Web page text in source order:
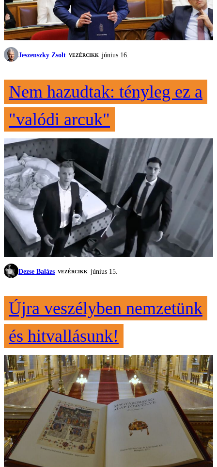
Jeszenszky Zsolt VEZÉRCIKK június 16.
Nem hazudtak: tényleg ez a
"valódi arcuk"
Dezse Balázs VEZÉRCIKK június 15.
Újra veszélyben nemzetünk
és hitvallásunk!